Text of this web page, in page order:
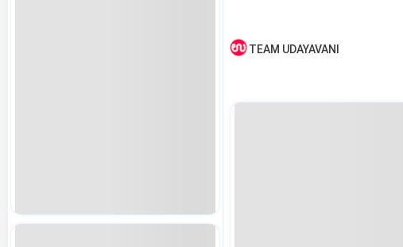
TEAM UDAYAVANI